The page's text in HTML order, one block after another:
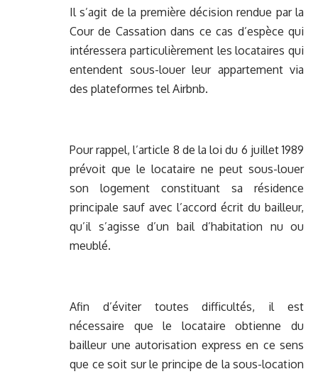
Il s’agit de la première décision rendue par la
Cour de Cassation dans ce cas d’espèce qui
intéressera particulièrement les locataires qui
entendent sous-louer leur appartement via
des plateformes tel Airbnb.
Pour rappel, l’article 8 de la loi du 6 juillet 1989
prévoit que le locataire ne peut sous-louer
son logement constituant sa résidence
principale sauf avec l’accord écrit du bailleur,
qu’il s’agisse d’un bail d’habitation nu ou
meublé.
Afin d’éviter toutes difficultés, il est
nécessaire que le locataire obtienne du
bailleur une autorisation express en ce sens
que ce soit sur le principe de la sous-location